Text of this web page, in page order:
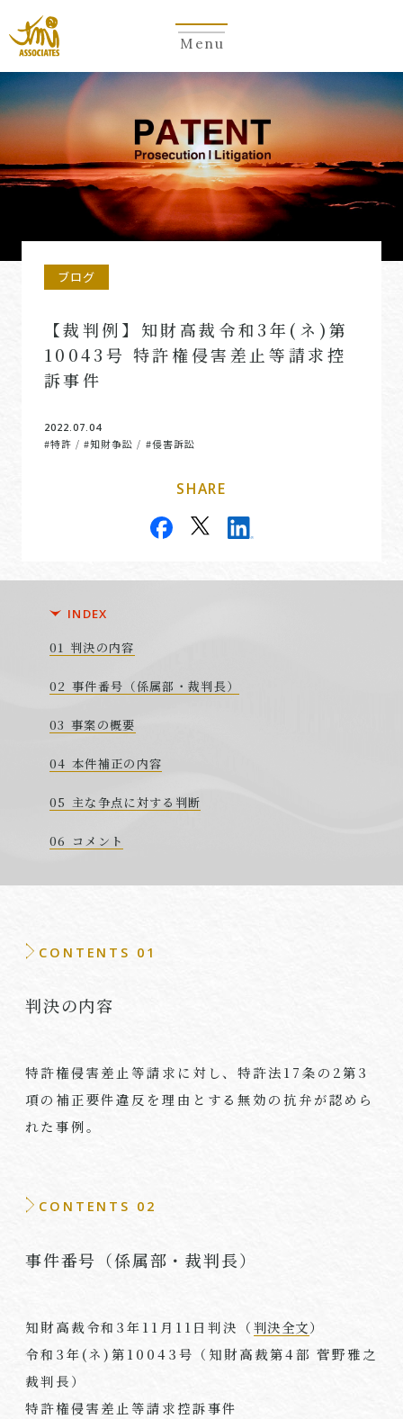
Menu
ブログ
【裁判例】知財高裁令和3年(ネ)第
10043号 特許権侵害差止等請求控
訴事件
2022.07.04
#特許 / #知財争訟 / #侵害訴訟
SHARE
INDEX
判決の内容
事件番号（係属部・裁判長）
事案の概要
本件補正の内容
主な争点に対する判断
コメント
CONTENTS 01
判決の内容
特許権侵害差止等請求に対し、特許法17条の 2第3
項の補正要件違反を理由とする無効の抗弁が認めら
れた事例。
CONTENTS 02
事件番号（係属部・裁判長）
知財高裁令和 3年11 月 11 日判決（判決全文）
令和 3年(ネ)第10043号（知財高裁第4部 菅野雅之
裁判長）
特許権侵害差止等請求控訴事件